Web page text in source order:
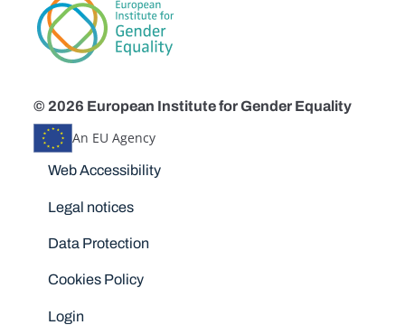
© 2026 European Institute for Gender Equality
An EU Agency
Disclaimers
Web Accessibility
Legal notices
Data Protection
Cookies Policy
Login